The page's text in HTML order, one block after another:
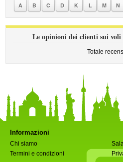
A B C D K L M N
Le opinioni dei clienti sui
Totale
Informazioni
Chi siamo
Termini e condizioni